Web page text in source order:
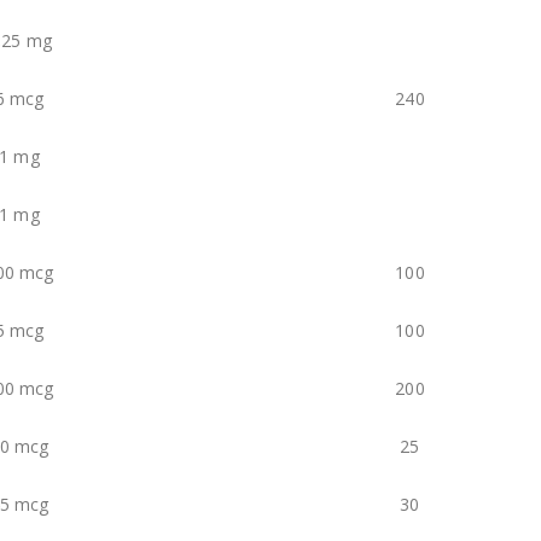
mg
mcg 240
1 mg
1 mg
mcg 100
mcg 100
mcg 200
mcg 25
mcg
30